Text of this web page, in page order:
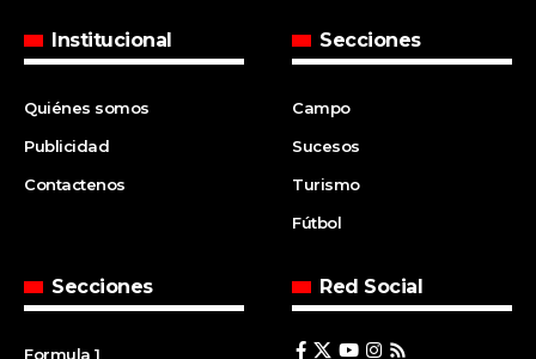
Institucional
Quiénes somos
Publicidad
Contactenos
Secciones
Campo
Sucesos
Turismo
Fútbol
Secciones
Formula 1
Red Social